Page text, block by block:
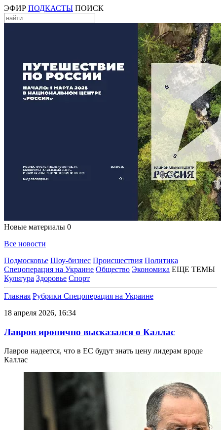
ЭФИР ПОДКАСТЫ ПОИСК
Новые материалы 0
Все новости
Подмосковье Шоу-бизнес Происшествия Политика
Спецоперация на Украине Общество Экономика ЕЩЕ ТЕМЫ
Культура Здоровье Спорт
Главная Рубрики Спецоперация на Украине
18 апреля 2026, 16:34
Лавров иронично высказался о Каллас
Лавров надеется, что в ЕС будут знать цену лидерам вроде
Каллас